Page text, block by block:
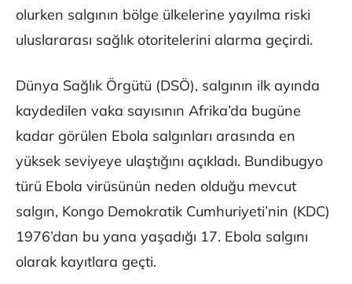
olurken salgının bölge ülkelerine yayılma riski
uluslararası sağlık otoritelerini alarma geçirdi.
Dünya Sağlık Örgütü (DSÖ), salgının ilk ayında
kaydedilen vaka sayısının Afrika’da bugüne
kadar görülen Ebola salgınları arasında en
yüksek seviyeye ulaştığını açıkladı. Bundibugyo
türü Ebola virüsünün neden olduğu mevcut
salgın, Kongo Demokratik Cumhuriyeti’nin (KDC)
1976’dan bu yana yaşadığı 17. Ebola salgını
olarak kayıtlara geçti.